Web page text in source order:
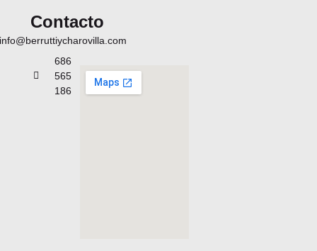
Contacto
info@berruttiycharovilla.com
686
565
186